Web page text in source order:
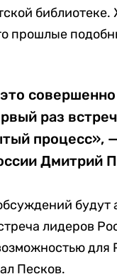
прошлые
раз
процесс»,
Дмитрий
будут
лидеров
для
Песков.